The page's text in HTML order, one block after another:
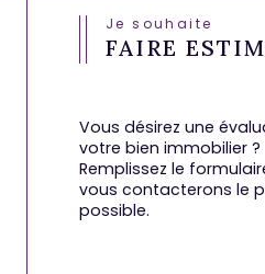
Je souhaite
FAIRE
Vous désirez une
votre bien immobilier ?
Remplissez le
vous contacterons le
possible.